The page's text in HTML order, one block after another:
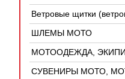
Ветровые щитки
ШЛЕМЫ МОТО
МОТООДЕЖДА,
СУВЕНИРЫ МОТО,